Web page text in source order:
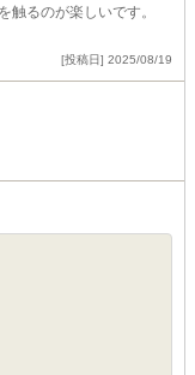
触るのが楽しいです。
[投稿日] 2025/08/19